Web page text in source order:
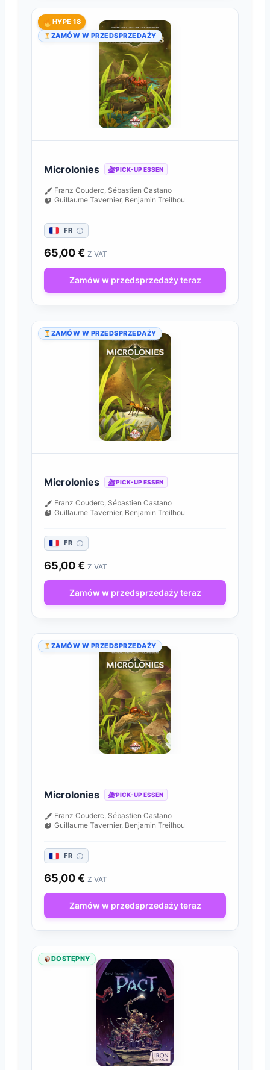
HYPE 18
ZAMÓW W PRZEDSPRZEDAŻY
Microlonies PICK-UP ESSEN
Franz Couderc, Sébastien Castano
Guillaume Tavernier, Benjamin Treilhou
FR
65,00€ Z VAT
Zamów w przedsprzedaży teraz
ZAMÓW W PRZEDSPRZEDAŻY
Microlonies PICK-UP ESSEN
Franz Couderc, Sébastien Castano
Guillaume Tavernier, Benjamin Treilhou
FR
65,00€ Z VAT
Zamów w przedsprzedaży teraz
ZAMÓW W PRZEDSPRZEDAŻY
Microlonies PICK-UP ESSEN
Franz Couderc, Sébastien Castano
Guillaume Tavernier, Benjamin Treilhou
FR
65,00€ Z VAT
Zamów w przedsprzedaży teraz
DOSTĘPNY